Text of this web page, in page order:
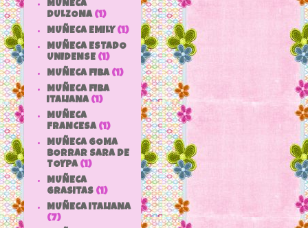
MUÑECA
DULZONA (1)
MUÑECA EMILY (1)
MUÑECA ESTADO
UNIDENSE (1)
MUÑECA FIBA (1)
MUÑECA FIBA
ITALIANA (1)
MUÑECA
FRANCESA (1)
MUÑECA GOMA
BORRAR SARA DE
TOYPA (1)
MUÑECA
GRASITAS (1)
MUÑECA ITALIANA
(7)